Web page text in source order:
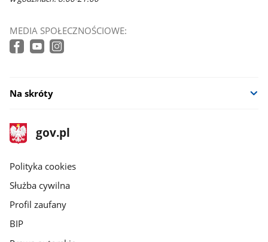
MEDIA SPOŁECZNOŚCIOWE:
Na skróty
stopka
gov.pl
Strona
gov.pl
gov.pl
Polityka cookies
Służba cywilna
Profil zaufany
BIP